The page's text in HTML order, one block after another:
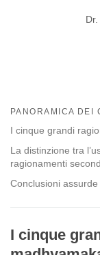
PANORAMICA DEI
I cinque grandi
La distinzione tra
ragionamenti
Conclusioni assurde
I cinque